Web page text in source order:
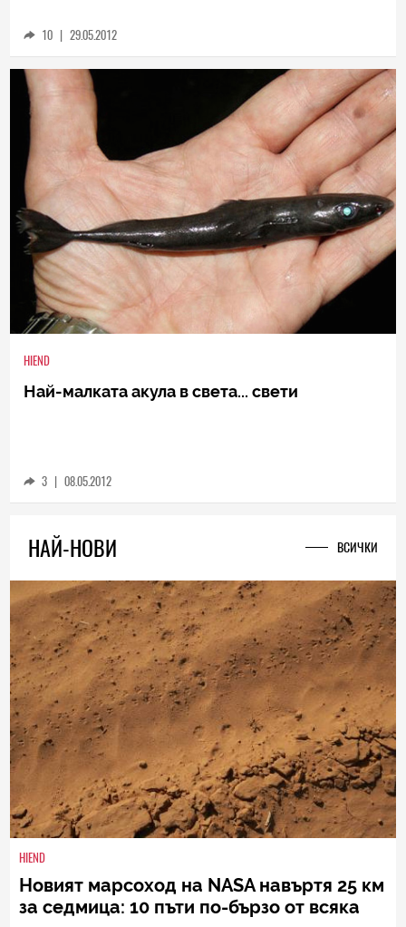
10 | 29.05.2012
HIEND
Най-малката акула в света... свети
3 | 08.05.2012
НАЙ-НОВИ ВСИЧКИ
HIEND
Новият марсоход на NASA навъртя 25 км
за седмица: 10 пъти по-бързо от всяка